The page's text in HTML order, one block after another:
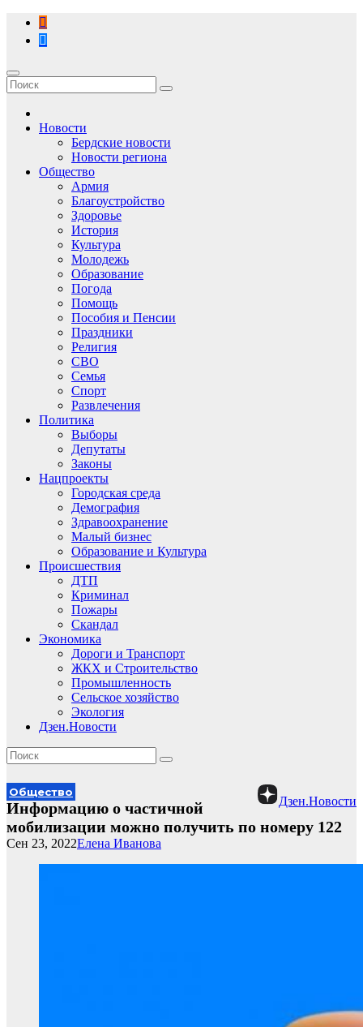
Перейти
содержимому
Новости
Бердские новости
Новости региона
Общество
Армия
Благоустройство
Здоровье
История
Культура
Молодежь
Образование
Погода
Помощь
Пособия и Пенсии
Праздники
Религия
СВО
Семья
Спорт
Развлечения
Политика
Выборы
Депутаты
Законы
Нацпроекты
Городская среда
Демография
Здравоохранение
Малый бизнес
Образование и Культура
Происшествия
ДТП
Криминал
Пожары
Скандал
Экономика
Дороги и Транспорт
ЖКХ и Строительство
Промышленность
Сельское хозяйство
Экология
Дзен.Новости
Дзен.Новости
Общество
Информацию о частичной
мобилизации можно получить по номеру 122
Елена Иванова
Сен 23, 2022